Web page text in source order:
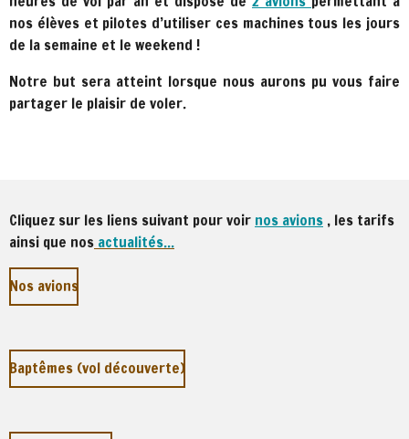
nos élèves et pilotes d’utiliser ces machines tous les jours
de la semaine et le weekend !
Notre but sera atteint lorsque nous aurons pu vous faire
partager le plaisir de voler.
Cliquez sur les liens suivant pour voir nos avions , les tarifs
ainsi que nos actualités...
Nos avions
Baptêmes (vol découverte)